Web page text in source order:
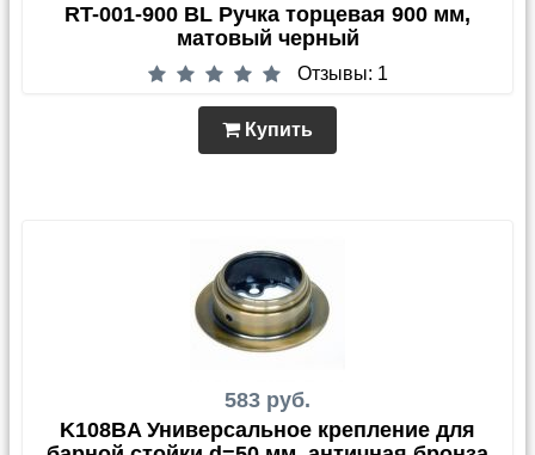
RT-001-900 BL Ручка торцевая 900 мм,
матовый черный
Отзывы: 1
Купить
583 руб.
K108BA Универсальное крепление для